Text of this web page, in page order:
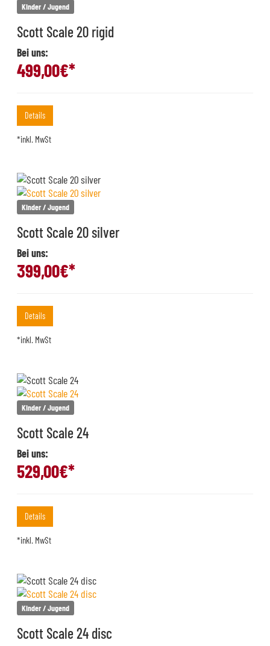
Kinder / Jugend
Scott Scale 20 rigid
Bei uns:
499,00€*
Details
*inkl. MwSt
Kinder / Jugend
Scott Scale 20 silver
Bei uns:
399,00€*
Details
*inkl. MwSt
Kinder / Jugend
Scott Scale 24
Bei uns:
529,00€*
Details
*inkl. MwSt
Kinder / Jugend
Scott Scale 24 disc